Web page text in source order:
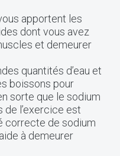
apportent les
dont vous avez
et demeurer
quantités d’eau et
boissons pour
sorte que le sodium
de l’exercice est
correcte de sodium
à demeurer